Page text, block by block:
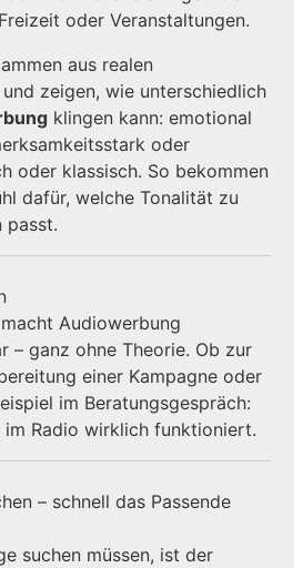
oder Veranstaltungen.
aus realen
zeigen, wie unterschiedlich
klingen kann: emotional
oder
oder klassisch. So bekommen
dafür, welche Tonalität zu
passt.
Audiowerbung
– ganz ohne Theorie. Ob zur
einer Kampagne oder
im Beratungsgespräch:
im Radio wirklich funktioniert.
– schnell das Passende
suchen müssen, ist der